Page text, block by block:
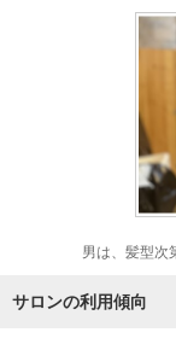
男は、髪型次
サロンの利用傾向